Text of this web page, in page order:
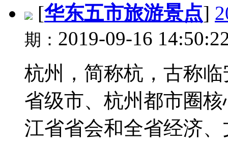
[华东五市旅游景点]
期： 2019-09-16
杭州，简称杭，古称
省级市、杭州都市圈
江省省会和全省经济